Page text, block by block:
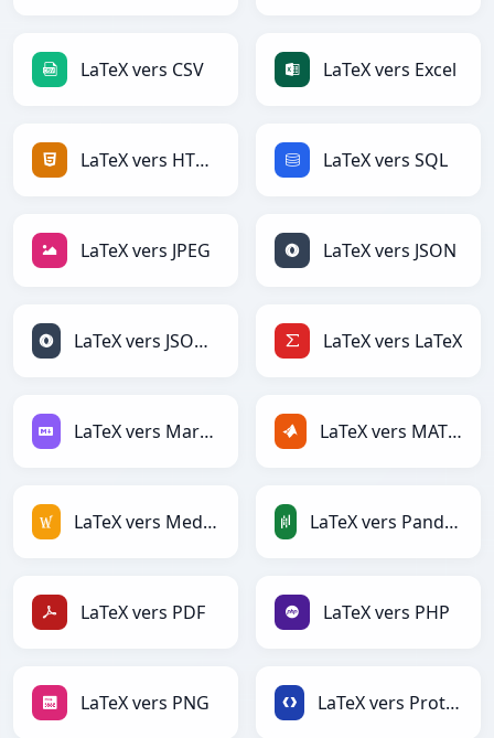
LaTeX vers CSV LaTeX vers Excel
LaTeX vers HTML LaTeX vers SQL
LaTeX vers JPEG LaTeX vers JSON
LaTeX vers JSONLines LaTeX vers LaTeX
LaTeX vers Markdown LaTeX vers MATLAB
LaTeX vers MediaWiki LaTeX vers PandasDataFrame
LaTeX vers PDF LaTeX vers PHP
LaTeX vers PNG LaTeX vers Protobuf